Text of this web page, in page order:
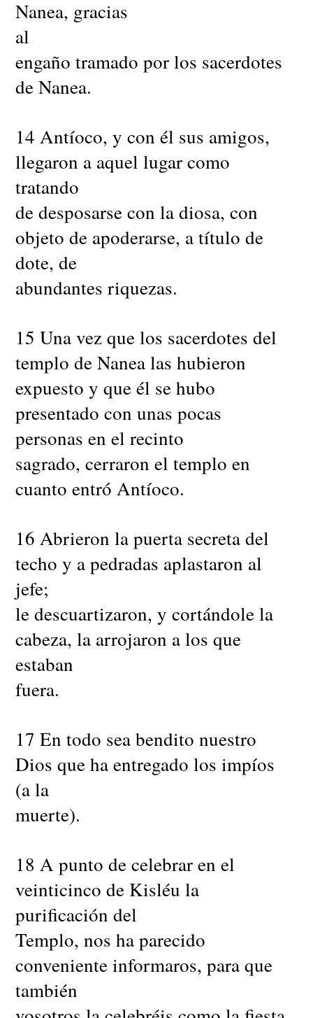
Nanea, gracias
al
engaño tramado por los sacerdotes
de Nanea.
14 Antíoco, y con él sus amigos,
llegaron a aquel lugar como
tratando
de desposarse con la diosa, con
objeto de apoderarse, a título de
dote, de
abundantes riquezas.
15 Una vez que los sacerdotes del
templo de Nanea las hubieron
expuesto y que él se hubo
presentado con unas pocas
personas en el recinto
sagrado, cerraron el templo en
cuanto entró Antíoco.
16 Abrieron la puerta secreta del
techo y a pedradas aplastaron al
jefe;
le descuartizaron, y cortándole la
cabeza, la arrojaron a los que
estaban
fuera.
17 En todo sea bendito nuestro
Dios que ha entregado los impíos
(a la
muerte).
18 A punto de celebrar en el
veinticinco de Kisléu la
purificación del
Templo, nos ha parecido
conveniente informaros, para que
también